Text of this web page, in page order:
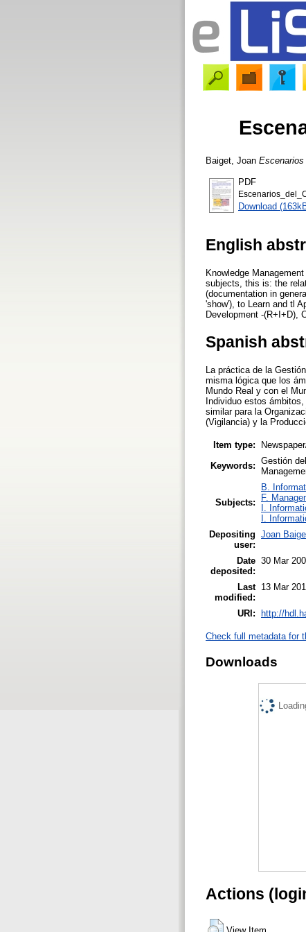
Baiget, Joan Escenarios
PDF
Download
English
Knowledge
subjects, this is: the
(documentation in
'show'), to Learn and tl
Development -(R+I+D),
Spanish
La práctica de la
misma lógica que los
Mundo Real y con el
Individuo estos
similar para la
(Vigilancia) y la
Item type:
Keywords: Gestión
Subjects:
B.
F.
I.
I.
Depositing
user:
Joan
Date
deposited:
30 Mar
Last
modified:
13 Mar
URI: http://
Check full metadata for
Downloads
Actions